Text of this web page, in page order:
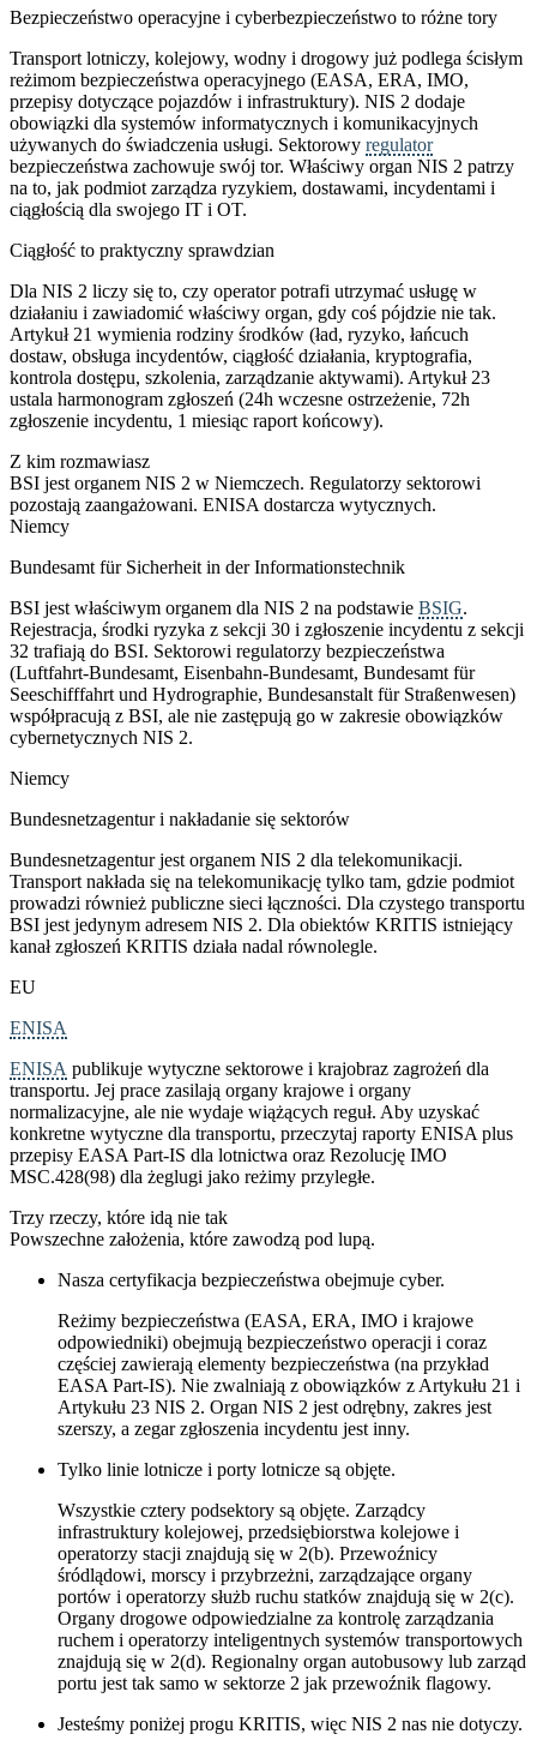
Bezpieczeństwo operacyjne i cyberbezpieczeństwo to różne tory
Transport lotniczy, kolejowy, wodny i drogowy już podlega ścisłym
reżimom bezpieczeństwa operacyjnego (EASA, ERA, IMO,
przepisy dotyczące pojazdów i infrastruktury). NIS 2 dodaje
obowiązki dla systemów informatycznych i komunikacyjnych
używanych do świadczenia usługi. Sektorowy regulator
bezpieczeństwa zachowuje swój tor. Właściwy organ NIS 2 patrzy
na to, jak podmiot zarządza ryzykiem, dostawami, incydentami i
ciągłością dla swojego IT i OT.
Ciągłość to praktyczny sprawdzian
Dla NIS 2 liczy się to, czy operator potrafi utrzymać usługę w
działaniu i zawiadomić właściwy organ, gdy coś pójdzie nie tak.
Artykuł 21 wymienia rodziny środków (ład, ryzyko, łańcuch
dostaw, obsługa incydentów, ciągłość działania, kryptografia,
kontrola dostępu, szkolenia, zarządzanie aktywami). Artykuł 23
ustala harmonogram zgłoszeń (24h wczesne ostrzeżenie, 72h
zgłoszenie incydentu, 1 miesiąc raport końcowy).
Z kim rozmawiasz
BSI jest organem NIS 2 w Niemczech. Regulatorzy sektorowi
pozostają zaangażowani. ENISA dostarcza wytycznych.
Niemcy
Bundesamt für Sicherheit in der Informationstechnik
BSI jest właściwym organem dla NIS 2 na podstawie BSIG.
Rejestracja, środki ryzyka z sekcji 30 i zgłoszenie incydentu z sekcji
32 trafiają do BSI. Sektorowi regulatorzy bezpieczeństwa
(Luftfahrt-Bundesamt, Eisenbahn-Bundesamt, Bundesamt für
Seeschifffahrt und Hydrographie, Bundesanstalt für Straßenwesen)
współpracują z BSI, ale nie zastępują go w zakresie obowiązków
cybernetycznych NIS 2.
Niemcy
Bundesnetzagentur i nakładanie się sektorów
Bundesnetzagentur jest organem NIS 2 dla telekomunikacji.
Transport nakłada się na telekomunikację tylko tam, gdzie podmiot
prowadzi również publiczne sieci łączności. Dla czystego transportu
BSI jest jedynym adresem NIS 2. Dla obiektów KRITIS istniejący
kanał zgłoszeń KRITIS działa nadal równolegle.
EU
ENISA
ENISA publikuje wytyczne sektorowe i krajobraz zagrożeń dla
transportu. Jej prace zasilają organy krajowe i organy
normalizacyjne, ale nie wydaje wiążących reguł. Aby uzyskać
konkretne wytyczne dla transportu, przeczytaj raporty ENISA plus
przepisy EASA Part-IS dla lotnictwa oraz Rezolucję IMO
MSC.428(98) dla żeglugi jako reżimy przyległe.
Trzy rzeczy, które idą nie tak
Powszechne założenia, które zawodzą pod lupą.
Nasza certyfikacja bezpieczeństwa obejmuje cyber.
Reżimy bezpieczeństwa (EASA, ERA, IMO i krajowe
odpowiedniki) obejmują bezpieczeństwo operacji i coraz
częściej zawierają elementy bezpieczeństwa (na przykład
EASA Part-IS). Nie zwalniają z obowiązków z Artykułu 21 i
Artykułu 23 NIS 2. Organ NIS 2 jest odrębny, zakres jest
szerszy, a zegar zgłoszenia incydentu jest inny.
Tylko linie lotnicze i porty lotnicze są objęte.
Wszystkie cztery podsektory są objęte. Zarządcy
infrastruktury kolejowej, przedsiębiorstwa kolejowe i
operatorzy stacji znajdują się w 2(b). Przewoźnicy
śródlądowi, morscy i przybrzeżni, zarządzające organy
portów i operatorzy służb ruchu statków znajdują się w 2(c).
Organy drogowe odpowiedzialne za kontrolę zarządzania
ruchem i operatorzy inteligentnych systemów transportowych
znajdują się w 2(d). Regionalny organ autobusowy lub zarząd
portu jest tak samo w sektorze 2 jak przewoźnik flagowy.
Jesteśmy poniżej progu KRITIS, więc NIS 2 nas nie dotyczy.